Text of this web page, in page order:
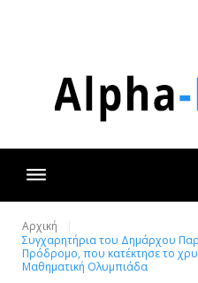
Αρχική
Συγχαρητήρια του Δημάρχου
Πρόδρομο, που κατέκτησε το
Μαθηματική Ολυμπιάδα